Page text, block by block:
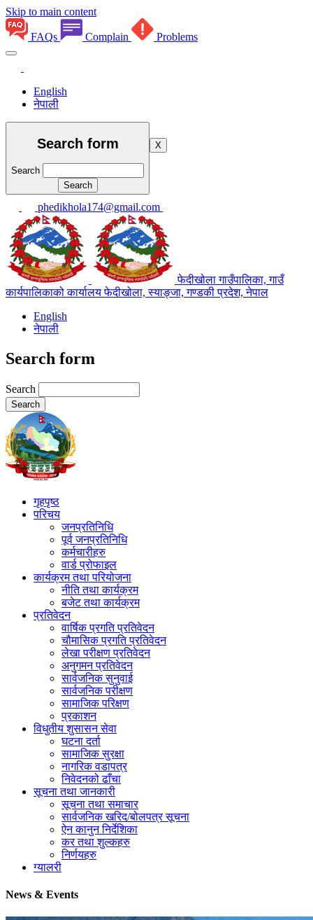
Skip to main content
FAQs Complain Problems
English
नेपाली
Search form
Search
X
phedikhola174@gmail.com
फेदीखोला गाउँपालिका, गाउँ
कार्यपालिकाको कार्यालयफेदीखोला, स्याङ्जा, गण्डकी प्रदेश, नेपाल
English
नेपाली
Search form
Search
गृहपृष्ठ
परिचय
जनप्रतिनिधि
पूर्व जनप्रतिनिधि
कर्मचारीहरु
वार्ड प्रोफाइल
कार्यक्रम तथा परियोजना
नीति तथा कार्यक्रम
बजेट तथा कार्यक्रम
प्रतिवेदन
वार्षिक प्रगति प्रतिवेदन
चौमासिक प्रगति प्रतिवेदन
लेखा परीक्षण प्रतिवेदन
अनुगमन प्रतिवेदन
सार्वजनिक सुनुवाई
सार्वजनिक परीक्षण
सामाजिक परिक्षण
प्रकाशन
विधुतीय शुसासन सेवा
घटना दर्ता
सामाजिक सुरक्षा
नागरिक वडापत्र
निवेदनको ढाँचा
सूचना तथा जानकारी
सूचना तथा समाचार
सार्वजनिक खरिद/बोलपत्र सूचना
ऐन कानुन निर्देशिका
कर तथा शुल्कहरु
निर्णयहरु
ग्यालरी
News & Events